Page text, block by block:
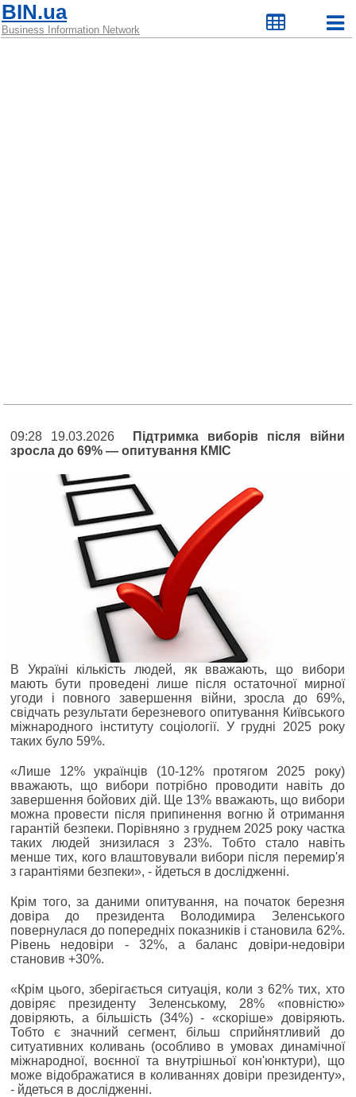
BIN.ua
Business Information Network
09:28 19.03.2026
Підтримка виборів після війни
зросла до 69% — опитування КМІС
В Україні кількість людей, як вважають, що вибори
мають бути проведені лише після остаточної мирної
угоди і повного завершення війни, зросла до 69%,
свідчать результати березневого опитування Київського
міжнародного інституту соціології. У грудні 2025 року
таких було 59%.
«Лише 12% українців (10-12% протягом 2025 року)
вважають, що вибори потрібно проводити навіть до
завершення бойових дій. Ще 13% вважають, що вибори
можна провести після припинення вогню й отримання
гарантій безпеки. Порівняно з груднем 2025 року частка
таких людей знизилася з 23%. Тобто стало навіть
менше тих, кого влаштовували вибори після перемир'я
з гарантіями безпеки», - йдеться в дослідженні.
Крім того, за даними опитування, на початок березня
довіра до президента Володимира Зеленського
повернулася до попередніх показників і становила 62%.
Рівень недовіри - 32%, а баланс довіри-недовіри
становив +30%.
«Крім цього, зберігається ситуація, коли з 62% тих, хто
довіряє президенту Зеленському, 28% «повністю»
довіряють, а більшість (34%) - «скоріше» довіряють.
Тобто є значний сегмент, більш сприйнятливий до
ситуативних коливань (особливо в умовах динамічної
міжнародної, воєнної та внутрішньої кон'юнктури), що
може відображатися в коливаннях довіри президенту»,
- йдеться в дослідженні.